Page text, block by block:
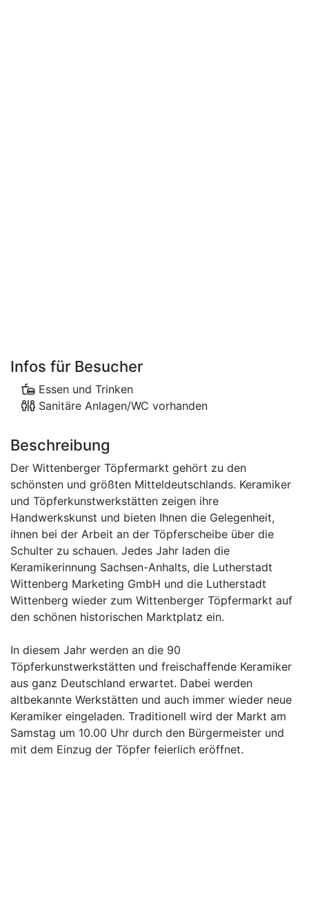
Infos für Besucher
Essen und Trinken
Sanitäre Anlagen/WC vorhanden
Beschreibung
Der Wittenberger Töpfermarkt gehört zu den
schönsten und größten Mitteldeutschlands. Keramiker
und Töpferkunstwerkstätten zeigen ihre
Handwerkskunst und bieten Ihnen die Gelegenheit,
ihnen bei der Arbeit an der Töpferscheibe über die
Schulter zu schauen. Jedes Jahr laden die
Keramikerinnung Sachsen-Anhalts, die Lutherstadt
Wittenberg Marketing GmbH und die Lutherstadt
Wittenberg wieder zum Wittenberger Töpfermarkt auf
den schönen historischen Marktplatz ein.
In diesem Jahr werden an die 90
Töpferkunstwerkstätten und freischaffende Keramiker
aus ganz Deutschland erwartet. Dabei werden
altbekannte Werkstätten und auch immer wieder neue
Keramiker eingeladen. Traditionell wird der Markt am
Samstag um 10.00 Uhr durch den Bürgermeister und
mit dem Einzug der Töpfer feierlich eröffnet.